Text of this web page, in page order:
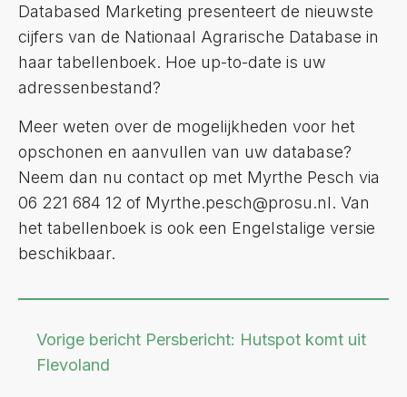
Databased Marketing presenteert de nieuwste
cijfers van de Nationaal Agrarische Database in
haar tabellenboek. Hoe up-to-date is uw
adressenbestand?
Meer weten over de mogelijkheden voor het
opschonen en aanvullen van uw database?
Neem dan nu contact op met Myrthe Pesch via
06 221 684 12 of Myrthe.pesch@prosu.nl. Van
het tabellenboek is ook een Engelstalige versie
beschikbaar.
Vorige bericht Persbericht: Hutspot komt uit
Flevoland